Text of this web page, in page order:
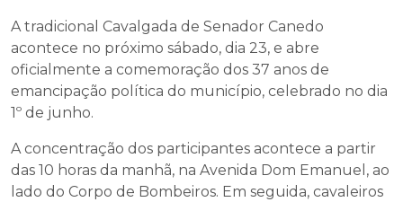
A tradicional Cavalgada de Senador Canedo
acontece no próximo sábado, dia 23, e abre
oficialmente a comemoração dos 37 anos de
emancipação política do município, celebrado no dia
1º de junho.
A concentração dos participantes acontece a partir
das 10 horas da manhã, na Avenida Dom Emanuel, ao
lado do Corpo de Bombeiros. Em seguida, cavaleiros